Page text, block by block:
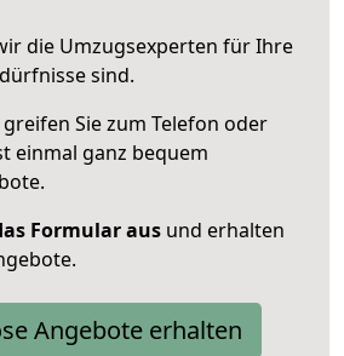
die Umzugsexperten für Ihre
sind.
Sie zum Telefon oder
einmal ganz bequem
Formular aus und erhalten
Angebote erhalten